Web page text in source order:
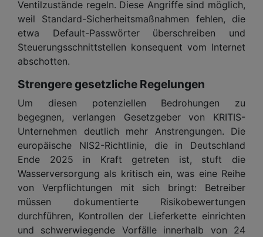
Ventilzustände regeln. Diese Angriffe sind möglich,
weil Standard-Sicherheitsmaßnahmen fehlen, die
etwa Default-Passwörter überschreiben und
Steuerungsschnittstellen konsequent vom Internet
abschotten.
Strengere gesetzliche Regelungen
Um diesen potenziellen Bedrohungen zu
begegnen, verlangen Gesetzgeber von KRITIS-
Unternehmen deutlich mehr Anstrengungen. Die
europäische NIS2-Richtlinie, die in Deutschland
Ende 2025 in Kraft getreten ist, stuft die
Wasserversorgung als kritisch ein, was eine Reihe
von Verpflichtungen mit sich bringt: Betreiber
müssen dokumentierte Risikobewertungen
durchführen, Kontrollen der Lieferkette einrichten
und schwerwiegende Vorfälle innerhalb von 24